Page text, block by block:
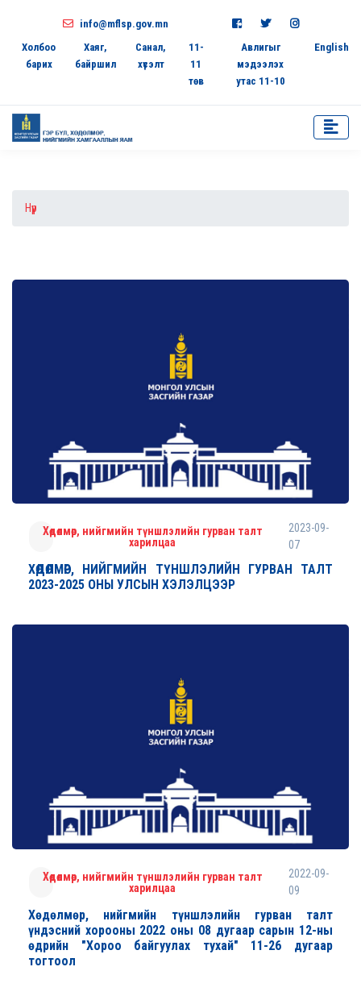
info@mflsp.gov.mn
Холбоо
барих
Хаяг,
байршил
Санал,
хүсэлт
11-
11
төв
Авлигыг
мэдээлэх
утас 11-10
English
Нүүр
Хөдөлмөр, нийгмийн түншлэлийн гурван талт
харилцаа
2023-09-
07
ХӨДӨЛМӨР, НИЙГМИЙН ТҮНШЛЭЛИЙН ГУРВАН ТАЛТ
2023-2025 ОНЫ УЛСЫН ХЭЛЭЛЦЭЭР
Хөдөлмөр, нийгмийн түншлэлийн гурван талт
харилцаа
2022-09-
09
Хөдөлмөр, нийгмийн түншлэлийн гурван талт
үндэсний хорооны 2022 оны 08 дугаар сарын 12-ны
өдрийн "Хороо байгуулах тухай" 11-26 дугаар
тогтоол